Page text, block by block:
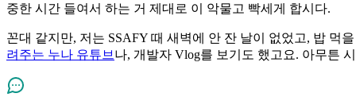
중한 시간 들여서 하는 거 제대로 이 악물고 빡세게 합시다.
꼰대 같지만, 저는 SSAFY 때 새벽에 안 잔 날이 없었고, 밥 먹
려주는 누나 유튜브 나, 개발자 Vlog를 보기도 했고요. 아무튼